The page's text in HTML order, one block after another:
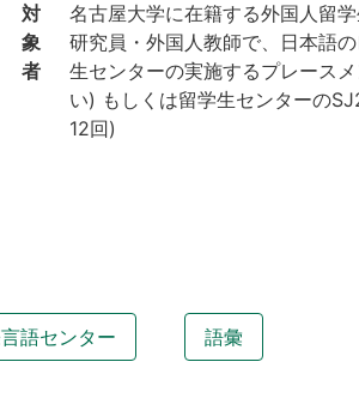
対
象
者
名古屋大学に在籍する外国人留
研究員・外国人教師で、日本語
生センターの実施するプレース
い) もしくは留学生センターの
12回)
語センター 語彙